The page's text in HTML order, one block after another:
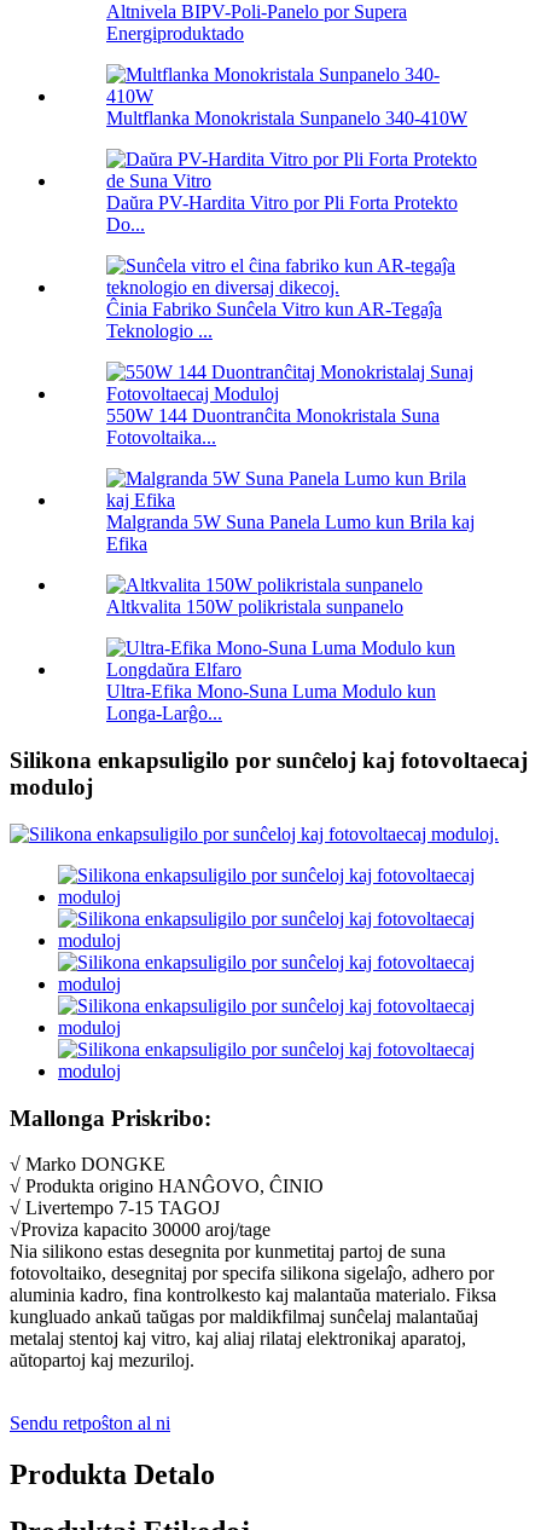
Altnivela BIPV-Poli-Panelo por Supera
Energiproduktado
Multflanka Monokristala Sunpanelo 340-410W
Daŭra PV-Hardita Vitro por Pli Forta Protekto
Do...
Ĉinia Fabriko Sunĉela Vitro kun AR-Tegaĵa
Teknologio ...
550W 144 Duontranĉita Monokristala Suna
Fotovoltaika...
Malgranda 5W Suna Panela Lumo kun Brila kaj
Efika
Altkvalita 150W polikristala sunpanelo
Ultra-Efika Mono-Suna Luma Modulo kun
Longa-Larĝo...
Silikona enkapsuligilo por sunĉeloj kaj fotovoltaecaj
moduloj
Mallonga Priskribo:
√ Marko DONGKE
√ Produkta origino HANĜOVO, ĈINIO
√ Livertempo 7-15 TAGOJ
√Proviza kapacito 30000 aroj/tage
Nia silikono estas desegnita por kunmetitaj partoj de suna
fotovoltaiko, desegnitaj por specifa silikona sigelaĵo, adhero por
aluminia kadro, fina kontrolkesto kaj malantaŭa materialo. Fiksa
kungluado ankaŭ taŭgas por maldikfilmaj sunĉelaj malantaŭaj
metalaj stentoj kaj vitro, kaj aliaj rilataj elektronikaj aparatoj,
aŭtopartoj kaj mezuriloj.
Sendu retpoŝton al ni
Produkta Detalo